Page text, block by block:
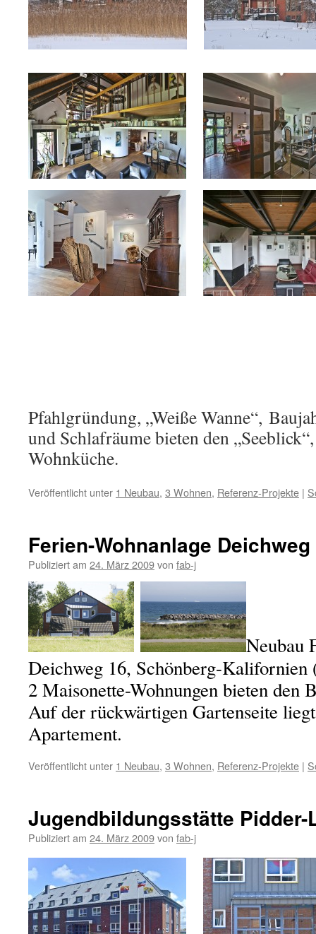
Pfahlgründung, „Weiße Wanne“,
und Schlafräume bieten den
Wohnküche.
Veröffentlicht unter 1 Neubau, 3 Wohnen, Referenz-Projekte |
Ferien-Wohnanlage
Publiziert am 24. März 2009von fab-j
Neubau
Deichweg 16, Schönberg-
2 Maisonette-Wohnungen bieten den
Auf der rückwärtigen Gartenseite
Apartement.
Veröffentlicht unter 1 Neubau, 3 Wohnen, Referenz-Projekte |
Jugendbildungsstätte Pidder-
Publiziert am 24. März 2009von fab-j